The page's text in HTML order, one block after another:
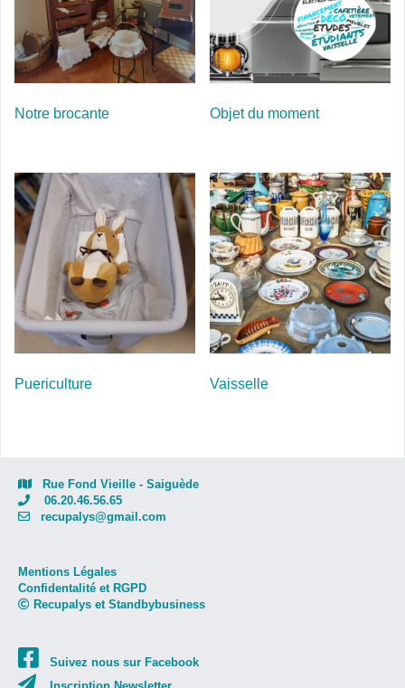
Notre brocante Objet du moment
Puericulture Vaisselle
Rue Fond Vieille - Saiguède
06.20.46.56.65
recupalys@gmail.com
Mentions Légales
Confidentalité et RGPD
Recupalys et Standbybusiness
Suivez nous sur Facebook
Inscription Newsletter